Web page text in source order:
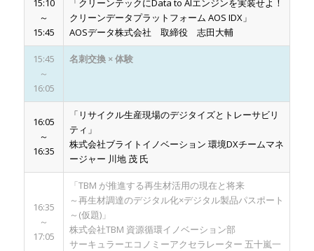
～
15:45
クリーンデータプラットフォーム AOS IDX」
AOSデータ株式会社 取締役 志田大輔
15:45
～
16:05
名刺交換 × 体験
16:05
～
16:35
「リサイクル生産現場のデジタイズとトレーサビリ
ティ」
株式会社ブライトイノベーション 環境DXチームマネ
ージャー 川地 茂 氏
16:35
～
17:05
「TBM が推進する再生材活用の現在と将来
～再生材調達のデジタル化×デジタル製品パスポート
～(仮題)」
株式会社TBM 資源循環イノベーション部
サーキュラーエコノミーアクセラレーター 五十嵐一